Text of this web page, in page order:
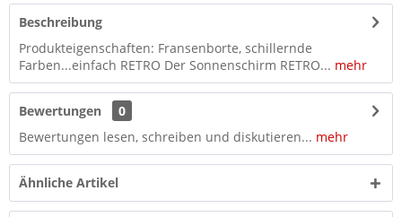
Beschreibung
Produkteigenschaften: Fransenborte, schillernde
Farben...einfach RETRO Der Sonnenschirm RETRO... mehr
Bewertungen
0
Bewertungen lesen, schreiben und diskutieren... mehr
Ähnliche Artikel